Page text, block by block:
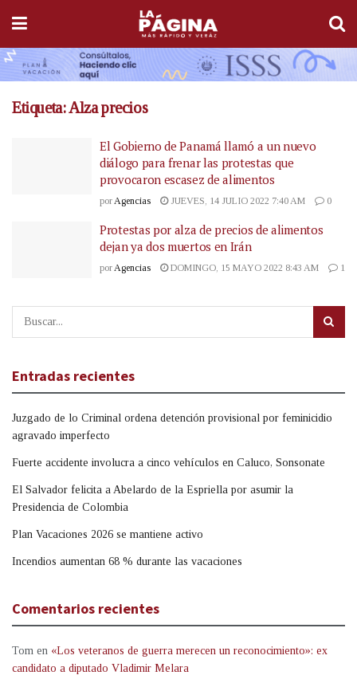
Etiqueta:Alza precios
El Gobierno de Panamá llamó a un nuevo
diálogo para frenar las protestas que
provocaron escasez de alimentos
por Agencias JUEVES, 14 JULIO 2022 7:40 AM 0
Protestas por alza de precios de alimentos
dejan ya dos muertos en Irán
por Agencias DOMINGO, 15 MAYO 2022 8:43 AM 1
Entradas recientes
Juzgado de lo Criminal ordena detención provisional por feminicidio
agravado imperfecto
Fuerte accidente involucra a cinco vehículos en Caluco, Sonsonate
El Salvador felicita a Abelardo de la Espriella por asumir la
Presidencia de Colombia
Plan Vacaciones 2026 se mantiene activo
Incendios aumentan 68 % durante las vacaciones
Comentarios recientes
Tom en «Los veteranos de guerra merecen un reconocimiento»: ex
candidato a diputado Vladimir Melara